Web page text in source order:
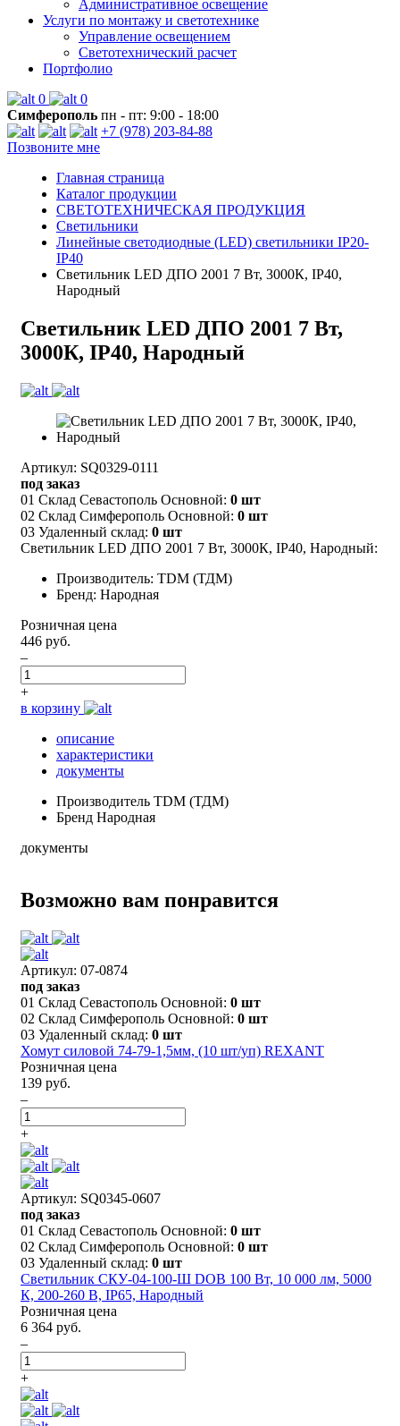
Административное освещение
Услуги по монтажу и светотехнике
Управление освещением
Светотехнический расчет
Портфолио
0
0
Симферополь пн - пт: 9:00 - 18:00
+7 (978) 203-84-88
Позвоните мне
Главная страница
Каталог продукции
СВЕТОТЕХНИЧЕСКАЯ ПРОДУКЦИЯ
Светильники
Линейные светодиодные (LED) светильники IP20-
IP40
Светильник LED ДПО 2001 7 Вт, 3000К, IP40,
Народный
Светильник LED ДПО 2001 7 Вт,
3000К, IP40, Народный
Артикул: SQ0329-0111
под заказ
01 Склад Севастополь Основной: 0 шт
02 Склад Симферополь Основной: 0 шт
03 Удаленный склад: 0 шт
Светильник LED ДПО 2001 7 Вт, 3000К, IP40, Народный:
Производитель: TDM (ТДМ)
Бренд: Народная
Розничная цена
446 руб.
–
+
в корзину
описание
характеристики
документы
Производитель TDM (ТДМ)
Бренд Народная
документы
Возможно вам понравится
Артикул: 07-0874
под заказ
01 Склад Севастополь Основной: 0 шт
02 Склад Симферополь Основной: 0 шт
03 Удаленный склад: 0 шт
Хомут силовой 74-79-1,5мм, (10 шт/уп) REXANT
Розничная цена
139 руб.
–
+
Артикул: SQ0345-0607
под заказ
01 Склад Севастополь Основной: 0 шт
02 Склад Симферополь Основной: 0 шт
03 Удаленный склад: 0 шт
Светильник СКУ-04-100-Ш DOB 100 Вт, 10 000 лм, 5000
К, 200-260 В, IP65, Народный
Розничная цена
6 364 руб.
–
+